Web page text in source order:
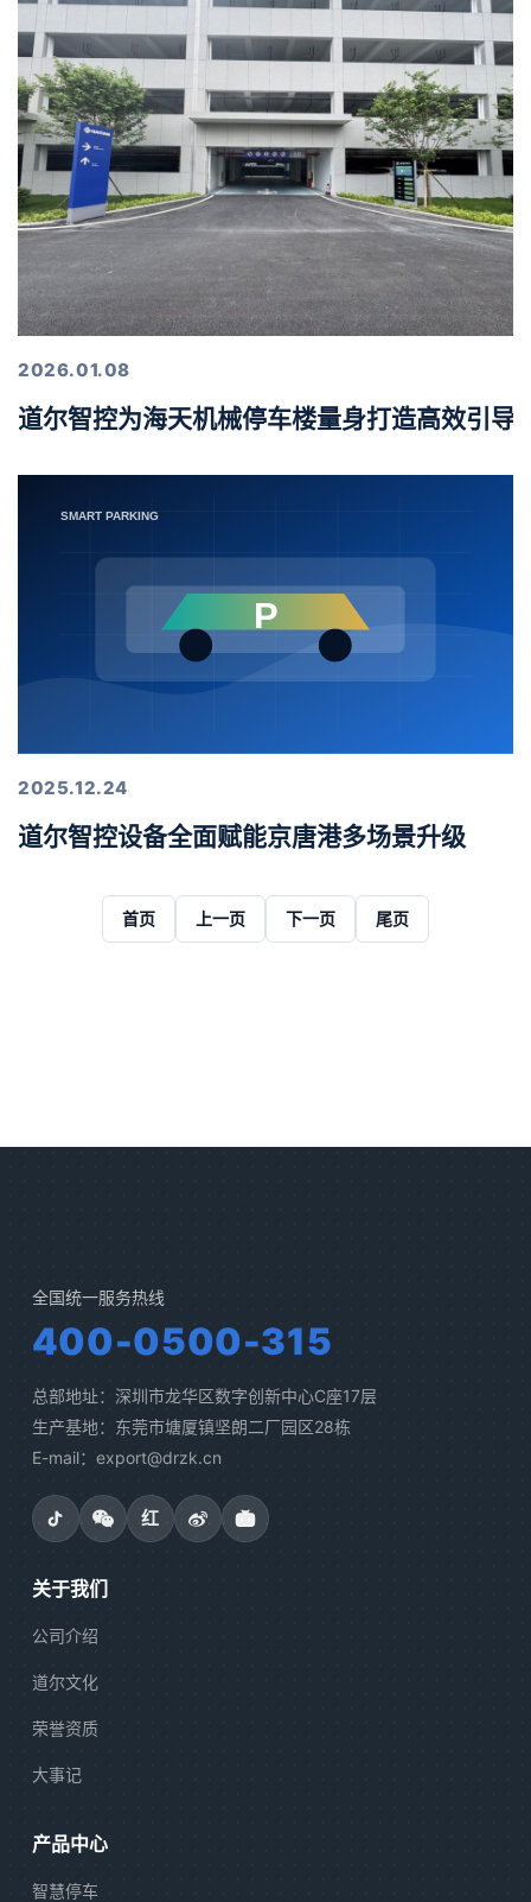
2026.01.08
道尔智控为海天机械停车楼量身打造高效引导
2025.12.24
道尔智控设备全面赋能京唐港多场景升级
首页 上一页 下一页 尾页
全国统一服务热线
400-0500-315
总部地址：深圳市龙华区数字创新中心C座17层
生产基地：东莞市塘厦镇坚朗二厂园区28栋
E-mail：export@drzk.cn
红
关于我们
公司介绍
道尔文化
荣誉资质
大事记
产品中心
智慧停车